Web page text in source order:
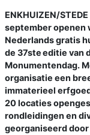
ENKHUIZEN/
september openen
Nederlands gratis
de 37ste editie van
Monumentendag.
organisatie een
immaterieel
20 locaties
rondleidingen en
georganiseerd